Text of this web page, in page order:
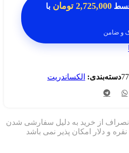
تومان
با
الکساندریت